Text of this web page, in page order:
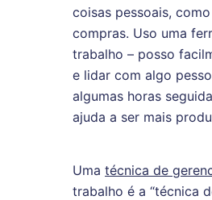
coisas pessoais,
compras. Uso uma
trabalho – posso
e lidar com algo
algumas horas
ajuda a ser mais
Uma técnica de
trabalho é a “técnica